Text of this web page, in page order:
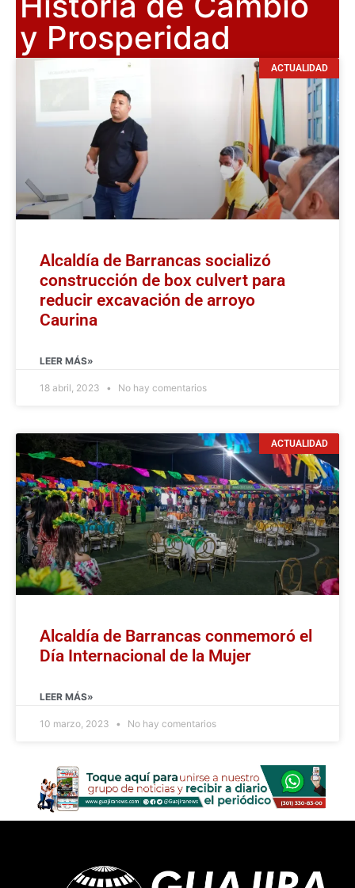
y Prosperidad
ACTUALIDAD
Alcaldía de Barrancas socializó
construcción de box culvert para
reducir excavación de arroyo
Caurina
LEER MÁS»
18 abril, 2023 No hay comentarios
ACTUALIDAD
Alcaldía de Barrancas conmemoró el
Día Internacional de la Mujer
LEER MÁS»
10 marzo, 2023 No hay comentarios